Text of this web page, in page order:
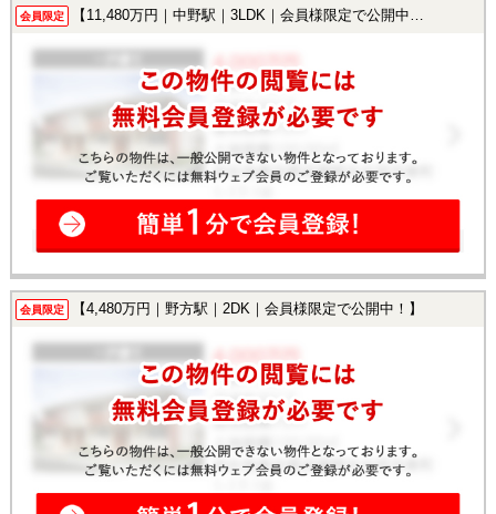
会員限定 【11,480万円｜中野駅｜3LDK｜会員様限定で公開中！】
会員限定 【4,480万円｜野方駅｜2DK｜会員様限定で公開中！】